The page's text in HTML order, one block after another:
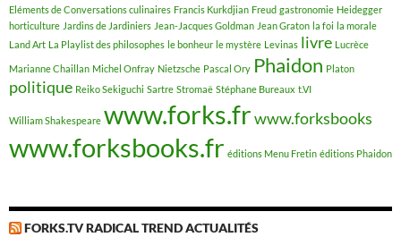
Eléments de Conversations culinaires Francis Kurkdjian Freud gastronomie Heidegger
horticulture Jardins de Jardiniers Jean-Jacques Goldman Jean Graton la foi la morale
Land Art La Playlist des philosophes le bonheur le mystère Levinas livre Lucrèce
Marianne Chaillan Michel Onfray Nietzsche Pascal Ory Phaidon Platon
politique Reiko Sekiguchi Sartre Stromaë Stéphane Bureaux t.VI
William Shakespeare www.forks.frwww.forksbooks
www.forksbooks.fr éditions Menu Fretin éditions Phaidon
FORKS.TV RADICAL TREND ACTUALITÉS